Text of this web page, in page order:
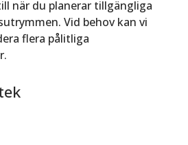
när du planerar tillgängliga
Vid behov kan vi
flera pålitliga